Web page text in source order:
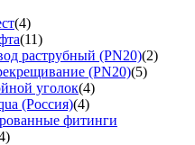
(4)
(11)
раструбный (PN20)(2)
(PN20)(5)
уголок(4)
(Россия)(4)
фитинги